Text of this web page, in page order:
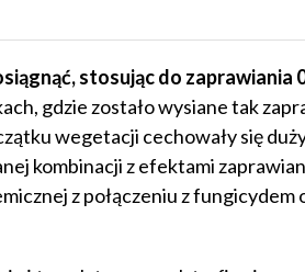
stosując do zaprawiania
gdzie zostało wysiane tak
wegetacji cechowały się
kombinacji z efektami
z połączeniu z fungicydem